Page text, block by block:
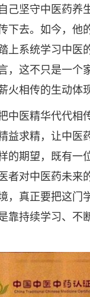
坚守中医药养
下去。如今，他
上系统学习中医
，这不只是一个
火相传的生动体
医精华代代相
益求精，让中医
的期望，既有一
者对中医药未来
，真正要把这门
靠持续学习、不